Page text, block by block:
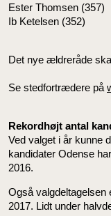
Ester Thomsen (357)
Ib Ketelsen (352)
Det nye ældreråde
Se stedfortrædere på
Rekordhøjt antal
Ved valget i år kunne
kandidater Odense
2016.
Også valgdeltagelsen
2017. Lidt under